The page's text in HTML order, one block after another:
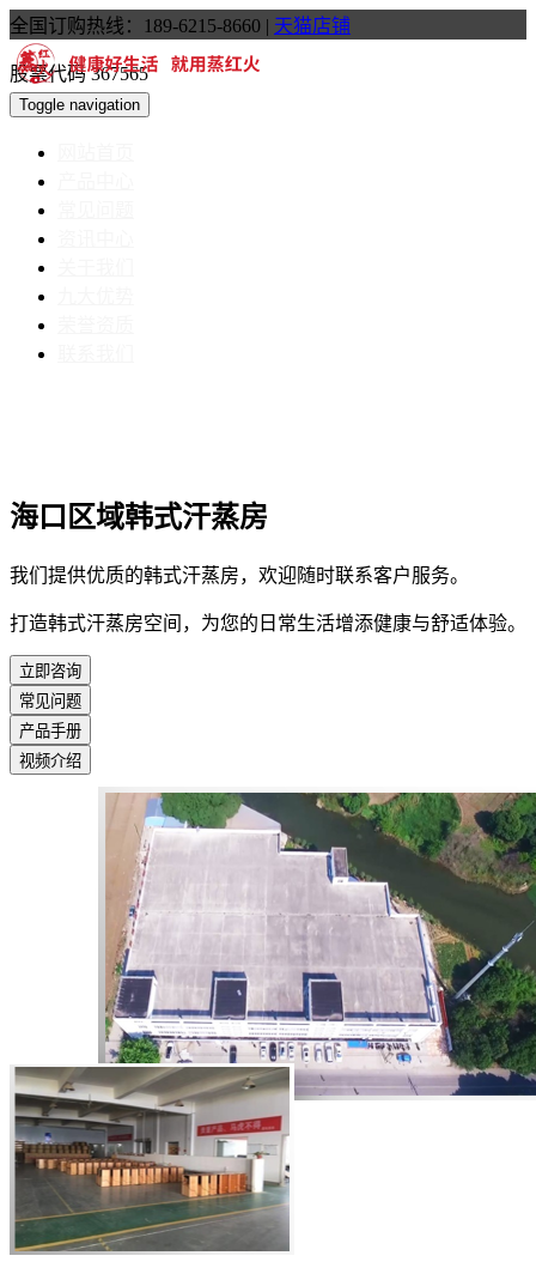
全国订购热线：189-6215-8660 | 天猫店铺
股票代码 367565
Toggle navigation
海口区域韩式汗蒸房
我们提供优质的韩式汗蒸房，欢迎随时联系客户服务。
打造韩式汗蒸房空间，为您的日常生活增添健康与舒适体验。
立即咨询
常见问题
产品手册
视频介绍